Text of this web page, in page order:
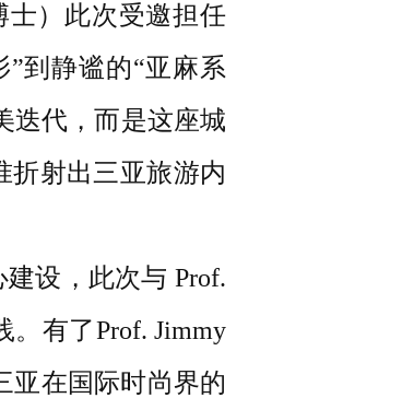
士）此次受邀担任
到静谧的“亚麻系
迭代，而是这座城
折射出三亚旅游内
设，此次与 Prof.
。有了Prof. Jimmy
亚在国际时尚界的